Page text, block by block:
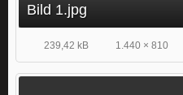
Bild 1.jpg
239,42 kB 1.440 × 810